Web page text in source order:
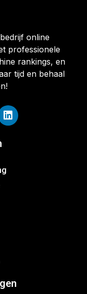
online
professionele
rankings, en
tijd en behaal